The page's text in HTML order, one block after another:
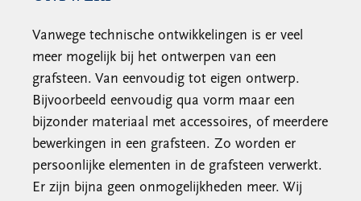
Vanwege technische ontwikkelingen is er veel
meer mogelijk bij het ontwerpen van een
grafsteen. Van eenvoudig tot eigen ontwerp.
Bijvoorbeeld eenvoudig qua vorm maar een
bijzonder materiaal met accessoires, of meerdere
bewerkingen in een grafsteen. Zo worden er
persoonlijke elementen in de grafsteen verwerkt.
Er zijn bijna geen onmogelijkheden meer. Wij